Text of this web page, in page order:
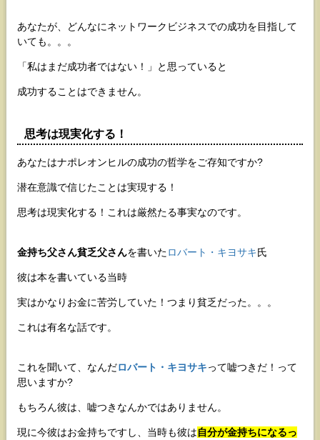
あなたが、どんなにネットワークビジネスでの成功を目指して
いても。。。
「私はまだ成功者ではない！」と思っていると
成功することはできません。
思考は現実化する！
あなたはナポレオンヒルの成功の哲学をご存知ですか?
潜在意識で信じたことは実現する！
思考は現実化する！これは厳然たる事実なのです。
金持ち父さん貧乏父さんを書いたロバート・キヨサキ氏
彼は本を書いている当時
実はかなりお金に苦労していた！つまり貧乏だった。。。
これは有名な話です。
これを聞いて、なんだロバート・キヨサキって嘘つきだ！って
思いますか?
もちろん彼は、嘘つきなんかではありません。
現に今彼はお金持ちですし、当時も彼は自分が金持ちになるっ